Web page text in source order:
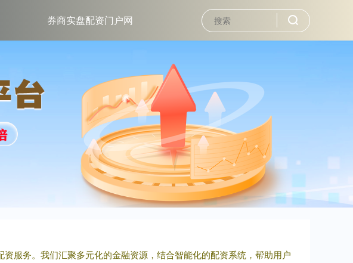
券商实盘配资门户网
服务。我们汇聚多元化的金融资源，结合智能化的配资系统，帮助用户